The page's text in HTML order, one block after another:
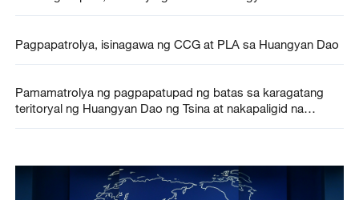
Pagpapatrolya, isinagawa ng CCG at PLA sa Huangyan Dao
Pamamatrolya ng pagpapatupad ng batas sa karagatang
teritoryal ng Huangyan Dao ng Tsina at nakapaligid na